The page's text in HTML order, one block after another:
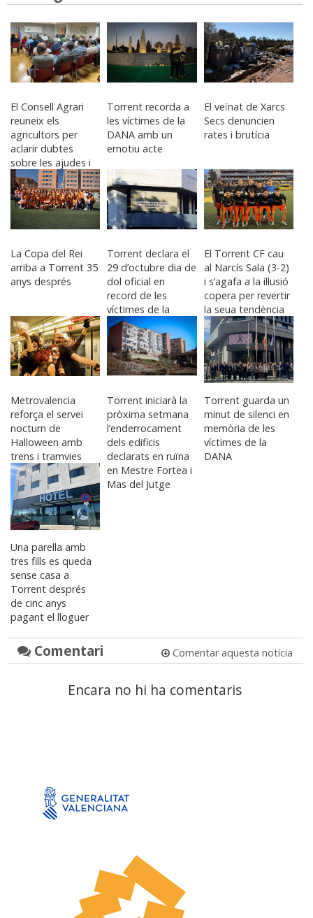
El Consell Agrari
reuneix els
agricultors per
aclarir dubtes
sobre les ajudes i
indemnitzacions
per la DANA
Torrent recorda a
les víctimes de la
DANA amb un
emotiu acte
El veïnat de Xarcs
Secs denuncien
rates i brutícia
La Copa del Rei
arriba a Torrent 35
anys després
Torrent declara el
29 d’octubre dia de
dol oficial en
record de les
víctimes de la
DANA
El Torrent CF cau
al Narcís Sala (3-2)
i s’agafa a la il·lusió
copera per revertir
la seua tendència
Metrovalencia
reforça el servei
nocturn de
Halloween amb
trens i tramvies
addicionals
Torrent iniciarà la
pròxima setmana
l’enderrocament
dels edificis
declarats en ruïna
en Mestre Fortea i
Mas del Jutge
Torrent guarda un
minut de silenci en
memòria de les
víctimes de la
DANA
Una parella amb
tres fills es queda
sense casa a
Torrent després
de cinc anys
pagant el lloguer
Comentari Comentar aquesta notícia
Encara no hi ha comentaris